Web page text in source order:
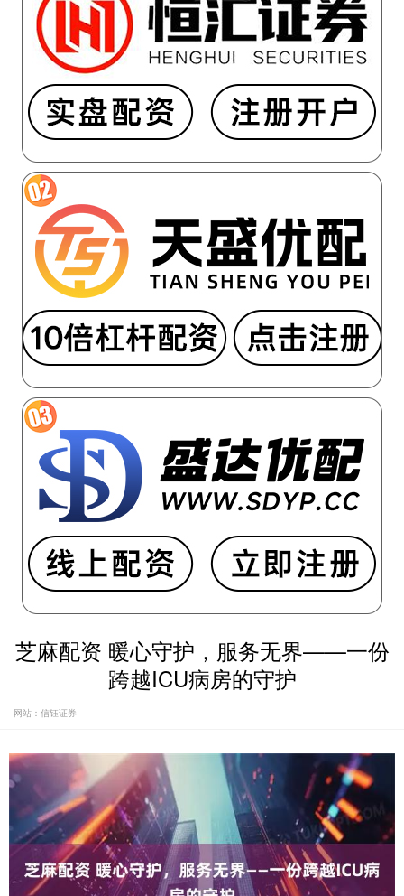
芝麻配资 暖心守护，服务无界——一份
跨越ICU病房的守护
网站：信钰证券